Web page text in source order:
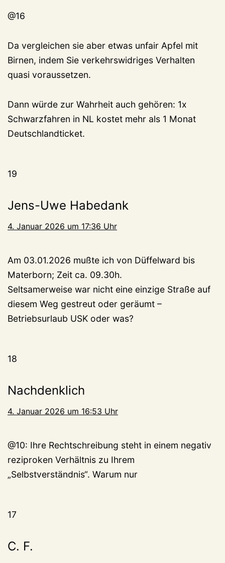
@16
Da vergleichen sie aber etwas unfair Apfel mit
Birnen, indem Sie verkehrswidriges Verhalten
quasi voraussetzen.
Dann würde zur Wahrheit auch gehören: 1x
Schwarzfahren in NL kostet mehr als 1 Monat
Deutschlandticket.
19
Jens-Uwe Habedank
4. Januar 2026 um 17:36 Uhr
Am 03.01.2026 mußte ich von Düffelward bis
Materborn; Zeit ca. 09.30h.
Seltsamerweise war nicht eine einzige Straße auf
diesem Weg gestreut oder geräumt –
Betriebsurlaub USK oder was?
18
Nachdenklich
4. Januar 2026 um 16:53 Uhr
@10: Ihre Rechtschreibung steht in einem negativ
reziproken Verhältnis zu Ihrem
„Selbstverständnis“. Warum nur
17
C. F.